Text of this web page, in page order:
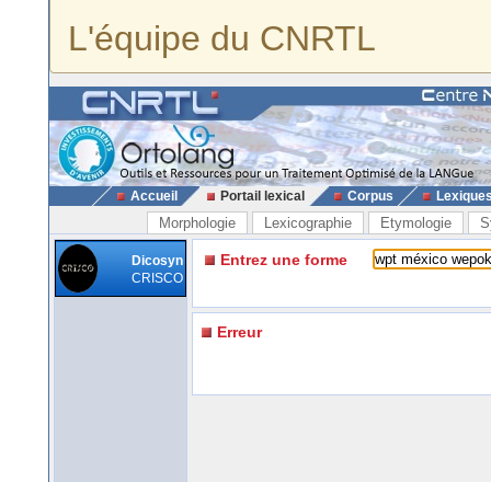
L'équipe du CNRTL
Accueil Portail lexical Corpus
Morphologie Lexicographie Etymologie
Dicosyn
CRISCO
Entrez une forme
Erreur